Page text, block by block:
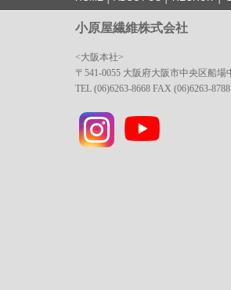
小原屋繊維株式会社
<大阪本社>
〒541-0055 大阪府大阪市中央区船
TEL (06)6263-8668 FAX (06)6263-8788